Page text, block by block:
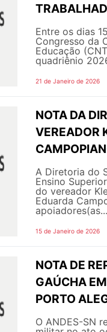
Entre os dias
Congresso da
Educação
quadriênio
21 de Janeiro de 2026
NOTA DA
VEREADOR
A Diretoria do
Ensino
do vereador
Eduarda
apoiadores(as...
15 de Janeiro de 2026
NOTA DE
GAÚCHA
PORTO
O ANDES-SN